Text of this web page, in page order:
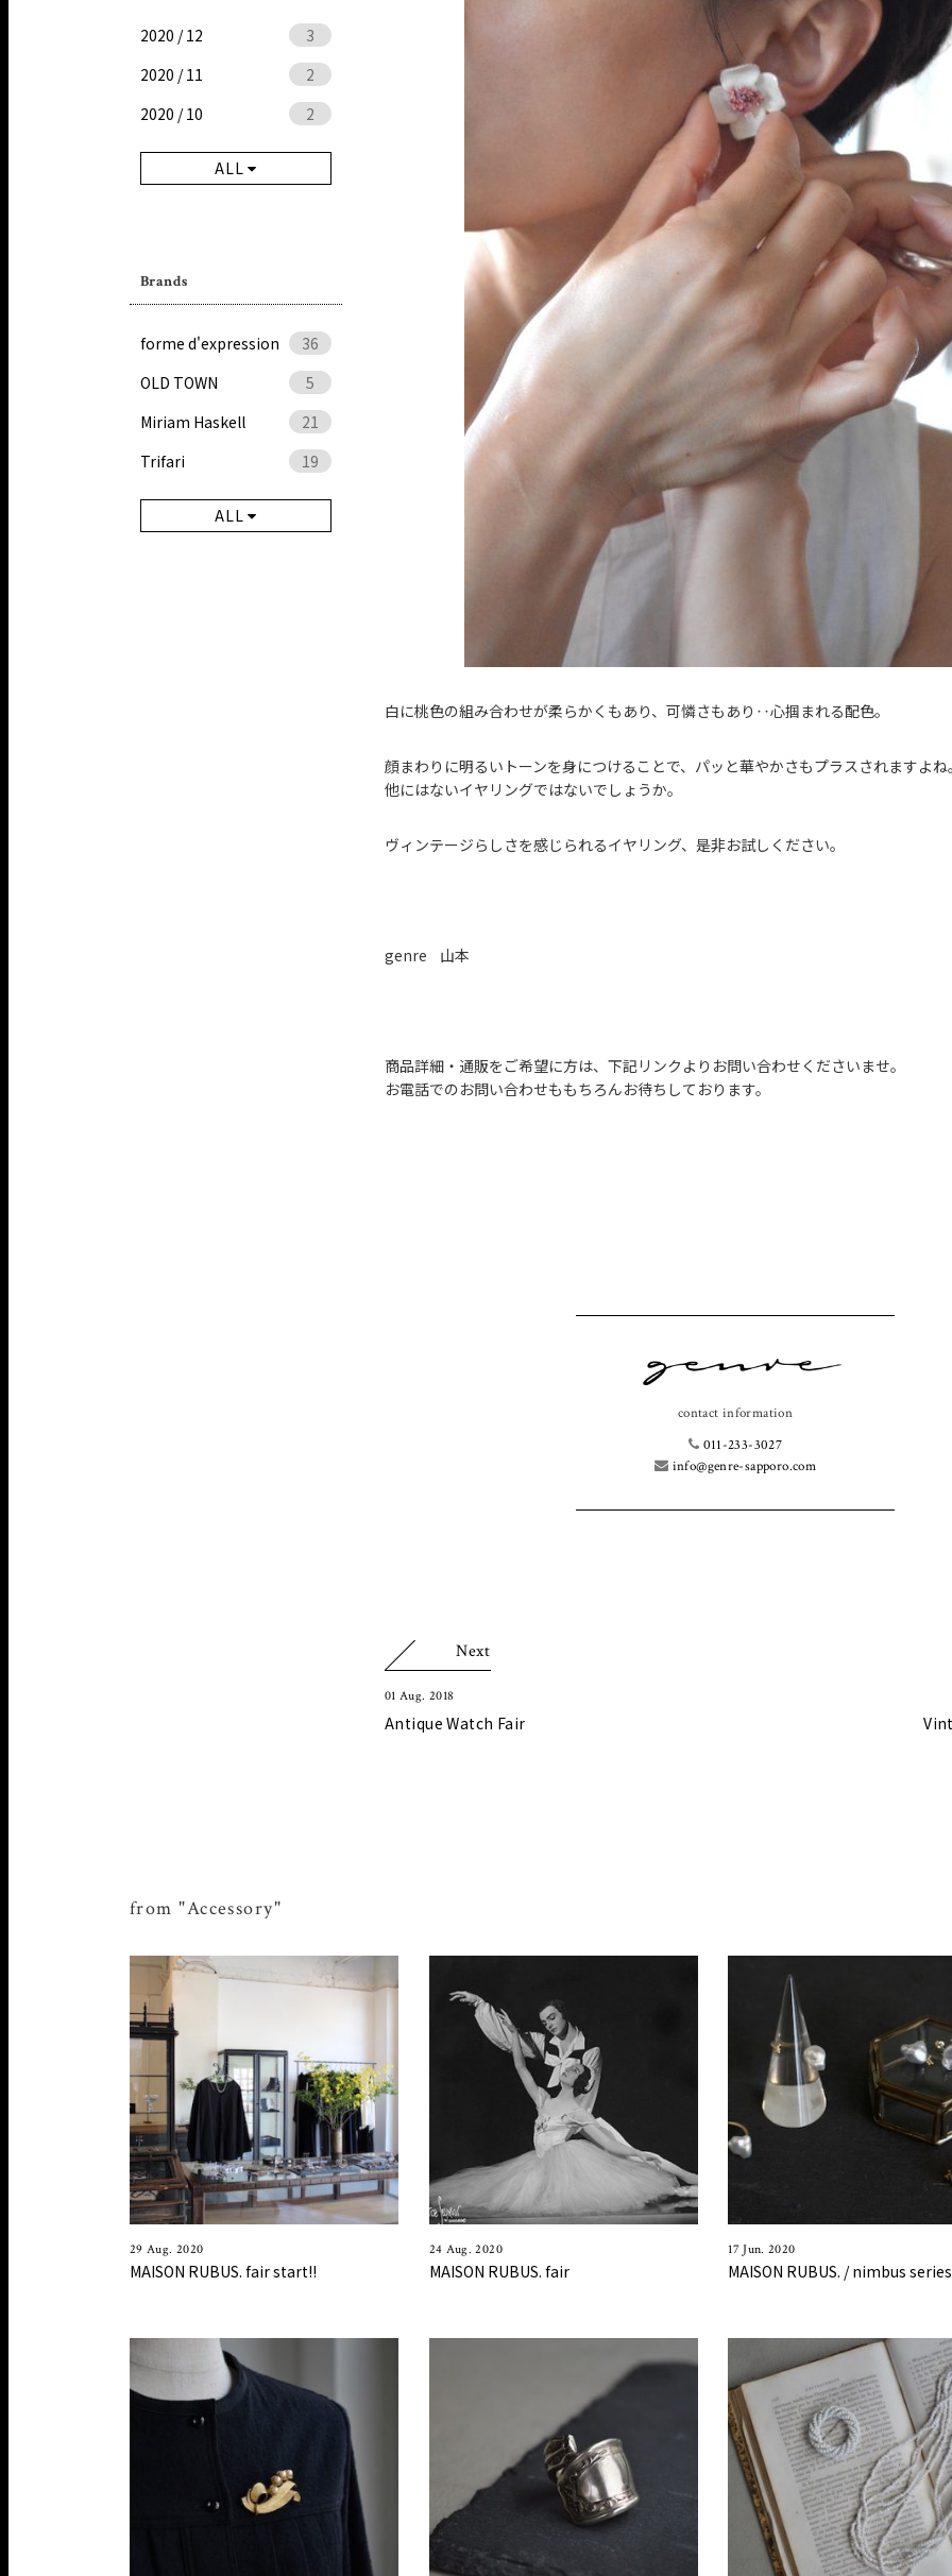
2020 / 12
3
2020 / 11
2
2020 / 10
2
ALL
Brands
forme d'expression
36
OLD TOWN
5
Miriam Haskell
21
Trifari
19
ALL
白に桃色の組み合わせが柔らかくもあり、可憐さもあり‥心掴まれる配色。
顔まわりに明るいトーンを身につけることで、パッと華やかさもプラスされますよね
他にはないイヤリングではないでしょうか。
ヴィンテージらしさを感じられるイヤリング、是非お試しください。
genre 山本
商品詳細・通販をご希望に方は、下記リンクよりお問い合わせくださいませ。
お電話でのお問い合わせももちろんお待ちしております。
contact information
011-233-3027
info@genre-sapporo.com
Next
01 Aug. 2018
Antique Watch Fair
from "Accessory"
29 Aug. 2020
MAISON RUBUS. fair start!!
24 Aug. 2020
MAISON RUBUS. fair
17 Jun. 2020
MAISON RUBUS. / nimbus series